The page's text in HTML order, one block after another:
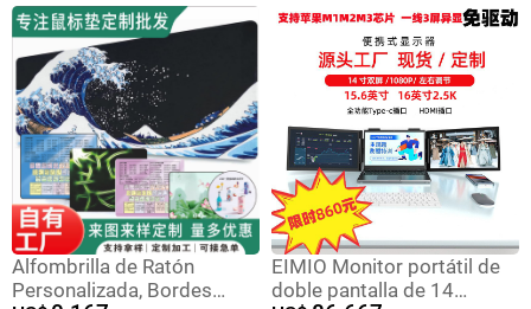
tabletas de ventanas
inteligente de alta
resolución etiqueta de
cepillo rápido Bluetooth
Alfombrilla de Ratón
Personalizada, Bordes
EIMIO Monitor portátil de
doble pantalla de 14